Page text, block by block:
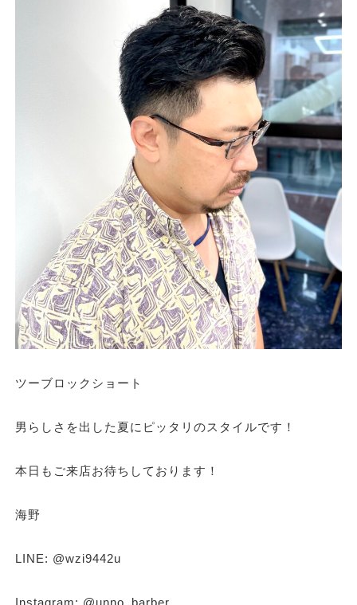
ツーブロックショート
男らしさを出した夏にピッタリのスタイルです！
本日もご来店お待ちしております！
海野
LINE: @wzi9442u